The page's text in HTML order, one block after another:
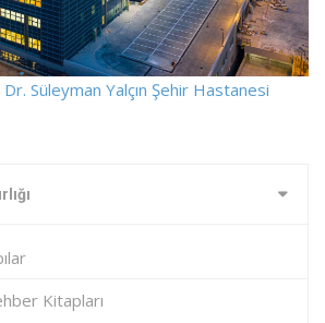
Süleyman Yalçın Şehir Hastanesi
Kitapları